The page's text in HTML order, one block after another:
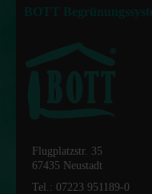
Flugplatzstr. 35
67435 Neustadt
Tel.: 07223 951189-0